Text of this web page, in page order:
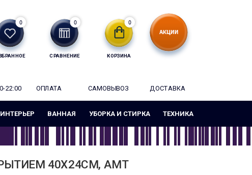
0
СРАВНЕНИЕ
0
КОРЗИНА
0
22:00 ОПЛАТА САМОВЫВОЗ ДОСТАВКА
ИНТЕРЬЕР ВАННАЯ УБОРКА И СТИРКА ТЕХНИКА
40Х24СМ, AMT